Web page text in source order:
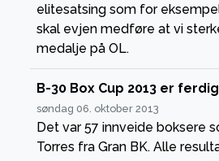
elitesatsing som for
skal evjen medføre at vi
medalje på OL.
B-30 Box Cup 2013 er ferdig
søndag 06. oktober 2013
Det var 57 innveide boksere
Torres fra Gran BK. Alle